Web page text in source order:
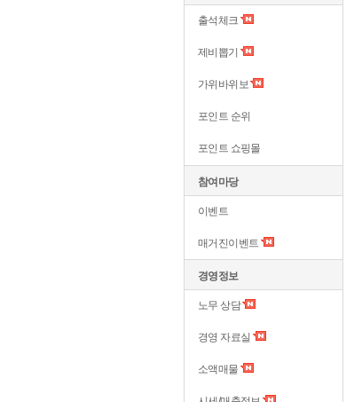
출석체크
제비뽑기
가위바위보
포인트 순위
포인트 쇼핑몰
참여마당
이벤트
매거진이벤트
경영정보
노무 상담
경영 자료실
소액매물